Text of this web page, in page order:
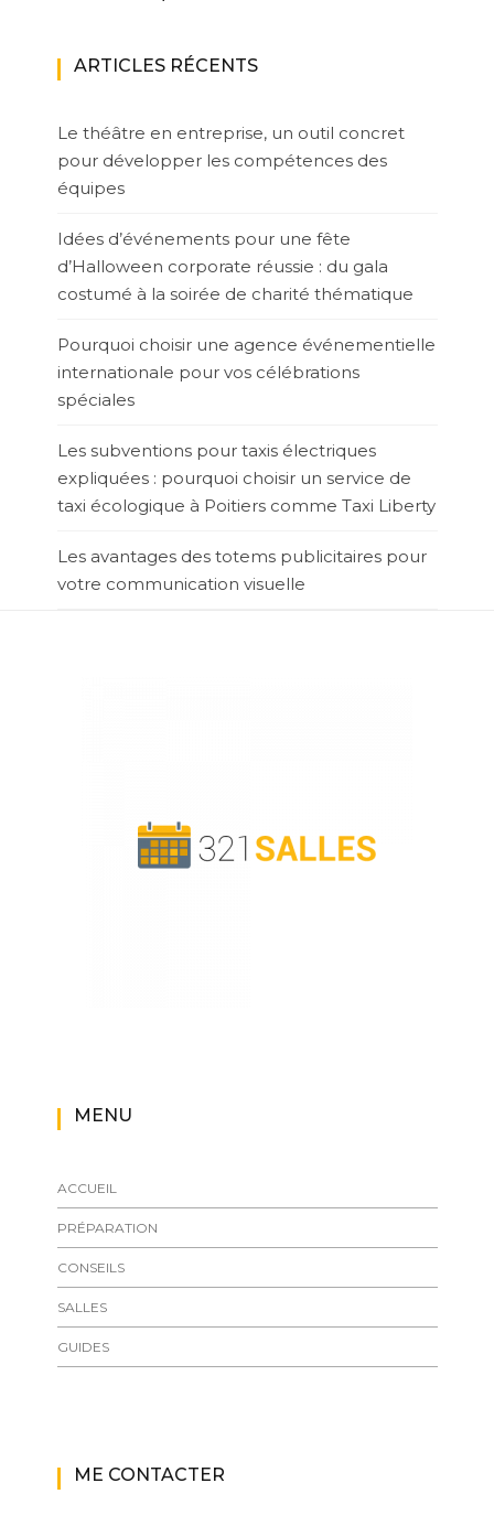
ARTICLES RÉCENTS
Le théâtre en entreprise, un outil concret
pour développer les compétences des
équipes
Idées d’événements pour une fête
d’Halloween corporate réussie : du gala
costumé à la soirée de charité thématique
Pourquoi choisir une agence événementielle
internationale pour vos célébrations
spéciales
Les subventions pour taxis électriques
expliquées : pourquoi choisir un service de
taxi écologique à Poitiers comme Taxi Liberty
Les avantages des totems publicitaires pour
votre communication visuelle
MENU
ACCUEIL
PRÉPARATION
CONSEILS
SALLES
GUIDES
ME CONTACTER